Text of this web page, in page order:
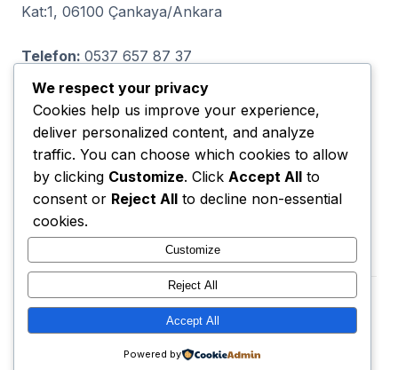
Kat:1, 06100 Çankaya/Ankara
Telefon: 0537 657 87 37
ODTÜLÜLER VİP EĞİTİM LTD ŞTİ, Demetevler,
İvedik Cd. No:93 D:46, 06200 Yenimahalle/Ankara
Telefon:
© 2026 Ankara Kızılay Kurs. Tüm Hakları Saklıdır.
We respect your privacy
Cookies help us improve your experience,
deliver personalized content, and analyze
traffic. You can choose which cookies to allow
by clicking Customize. Click Accept All to
consent or Reject All to decline non-essential
cookies.
Customize
Reject All
Accept All
Powered by